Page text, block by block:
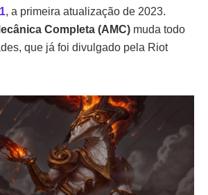
, a primeira atualização de 2023.
Completa (AMC) muda todo
que já foi divulgado pela Riot